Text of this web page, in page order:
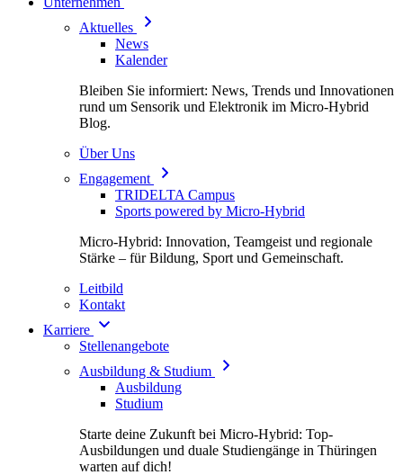
Aktuelles
News
Kalender
Bleiben Sie informiert: News, Trends und Innovationen
rund um Sensorik und Elektronik im Micro-Hybrid
Blog.
Über Uns
Engagement
TRIDELTA Campus
Sports powered by Micro-Hybrid
Micro-Hybrid: Innovation, Teamgeist und regionale
Stärke – für Bildung, Sport und Gemeinschaft.
Leitbild
Kontakt
Karriere
Stellenangebote
Ausbildung & Studium
Ausbildung
Studium
Starte deine Zukunft bei Micro-Hybrid: Top-
Ausbildungen und duale Studiengänge in Thüringen
warten auf dich!